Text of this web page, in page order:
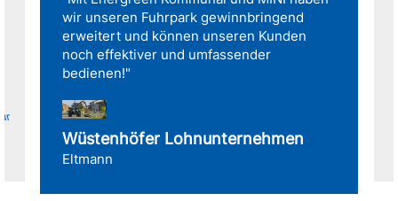
wir unseren Fuhrpark gewinnbringend
erweitert und können unseren Kunden
noch effektiver und umfassender
bedienen!"
Wüstenhöfer Lohnunternehmen
Eltmann